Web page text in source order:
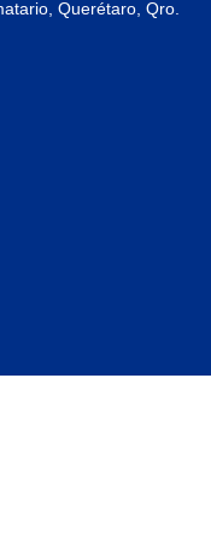
Querétaro, Qro.